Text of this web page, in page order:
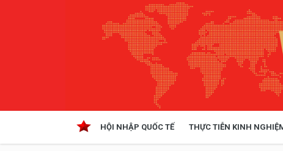
HỘI NHẬP QUỐC TẾ THỰC TIỄN KINH